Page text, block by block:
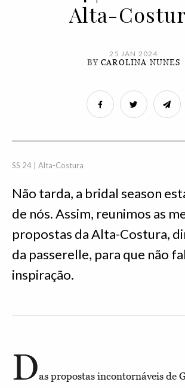
Alta-
25 JAN 2024
BYCAROLINA NUNES
SS 24 | Alta-Costura
Não tarda, a bridal season
de nós. Assim, reunimos as
propostas da Alta-Costura,
da passerelle, para que não
inspiração.
Das propostas incontornáveis de